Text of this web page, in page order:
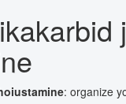
: organize